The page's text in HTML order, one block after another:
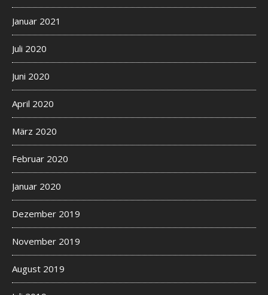
Januar 2021
Juli 2020
Juni 2020
April 2020
März 2020
Februar 2020
Januar 2020
Dezember 2019
November 2019
August 2019